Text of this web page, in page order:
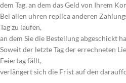
dem Tag, an dem das Geld von Ihrem
Bei allen uhren replica anderen
Tag zu laufen,
an dem Sie die Bestellung abgeschickt
Soweit der letzte Tag der errechneten
Feiertag fällt,
verlängert sich die Frist auf den